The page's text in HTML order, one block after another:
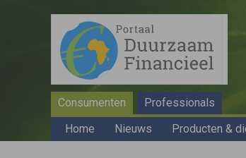
Consumenten
Professionals
Home
Nieuws Producten &